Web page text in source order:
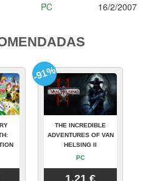
PC 16/2/2007
THE INCREDIBLE
ADVENTURES OF VAN
HELSING II
PC
-91%